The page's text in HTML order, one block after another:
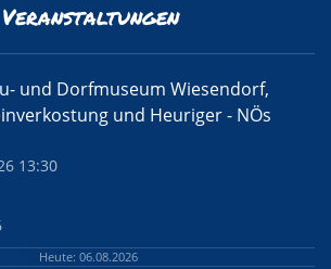
und Dorfmuseum Wiesendorf,
und Heuriger - NÖs
13:30
Heute: 06.08.2026